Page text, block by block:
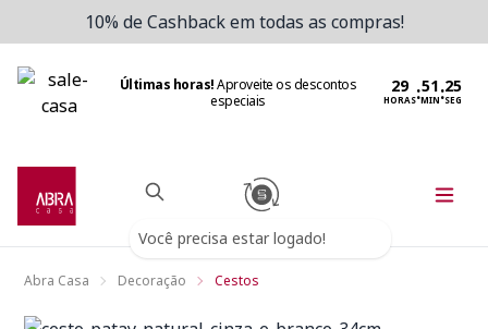
10% de Cashback em todas as compras!
Últimas horas!Aproveite os descontos
especiais
HORAS:MIN:SEG
Você precisa estar logado!
Abra Casa Decoração Cestos